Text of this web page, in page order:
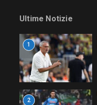
Ultime Notizie
1
2